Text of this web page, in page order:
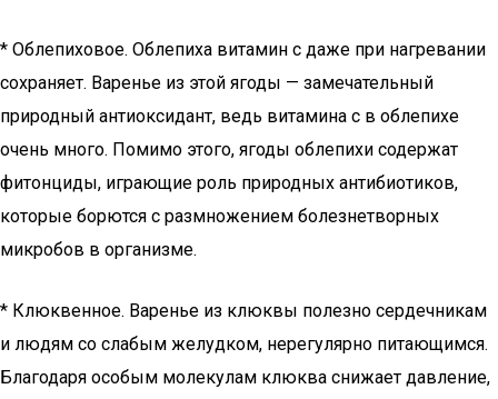
* Облепиховое. Облепиха витамин с даже при нагревании
сохраняет. Варенье из этой ягоды — замечательный
природный антиоксидант, ведь витамина с в облепихе
очень много. Помимо этого, ягоды облепихи содержат
фитонциды, играющие роль природных антибиотиков,
которые борются с размножением болезнетворных
микробов в организме.
* Клюквенное. Варенье из клюквы полезно сердечникам
и людям со слабым желудком, нерегулярно питающимся.
Благодаря особым молекулам клюква снижает давление,